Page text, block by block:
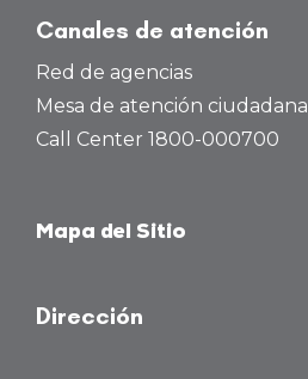
Canales de atención
Red de agencias
Mesa de atención ciudadana
Call Center 1800-000700
Mapa del Sitio
Dirección